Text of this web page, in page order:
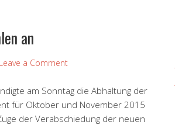
an
Leave a Comment
am Sonntag die Abhaltung der
für Oktober und November 2015
der Verabschiedung der neuen